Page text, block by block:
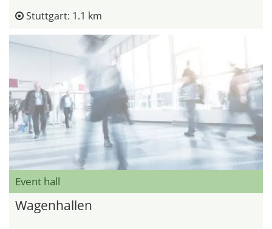
Stuttgart: 1.1 km
Event hall
Wagenhallen